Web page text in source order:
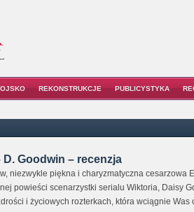
REKONSTRUKCJE PUBLICYSTYKA
Goodwin – recenzja
niezwykle piękna i charyzmatyczna cesarzowa
powieści scenarzystki serialu Wiktoria, Daisy
i życiowych rozterkach, która wciągnie Was